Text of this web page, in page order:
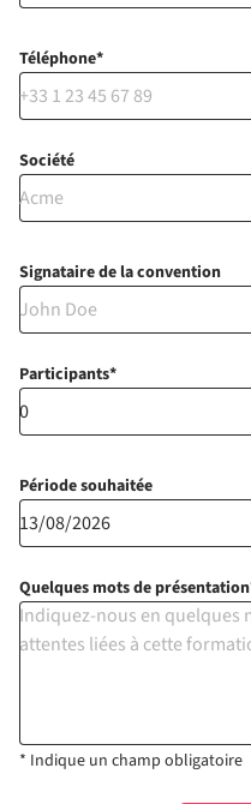
Téléphone
Société
Signataire de la convention
Participants
Période souhaitée
Quelques mots de présentation
* Indique un champ obligatoire